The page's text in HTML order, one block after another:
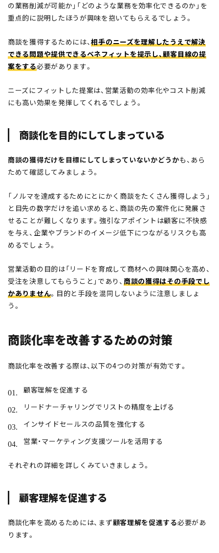
の業務削減が可能か」「どのような業務を効率化できるのか」を
重点的に説明したほうが興味を抱いてもらえるでしょう。
商談を獲得するためには、相手のニーズを理解したうえで解決
できる問題や提供できるベネフィットを提示し、顧客目線の提
案をする必要があります。
ニーズにフィットした提案は、営業活動の効率化やコスト削減
にも高い効果を発揮してくれるでしょう。
商談化を目的にしてしまっている
商談の獲得だけを目標にしてしまっていないかどうかも、あら
ためて確認してみましょう。
「ノルマを達成するためにとにかく商談をたくさん獲得しよう」
と目先の数字だけを追い求めると、商談の先の案件化に発展さ
せることが難しくなります。強引なアポイントは顧客に不快感
を与え、企業やブランドのイメージ低下につながるリスクも高
めるでしょう。
営業活動の目的は「リードを育成して商材への興味関心を高め、
受注を決意してもらうこと」であり、 商談の獲得はその手段でし
かありません。目的と手段を混同しないように注意しましょ
う。
商談化率を改善するための対策
商談化率を改善する際は、以下の4つの対策が有効です。
顧客理解を促進する
リードナーチャリングでリストの精度を上げる
インサイドセールスの品質を強化する
営業・マーケティング支援ツールを活用する
それぞれの詳細を詳しくみていきましょう。
顧客理解を促進する
商談化率を高めるためには、まず顧客理解を促進する必要があ
ります。